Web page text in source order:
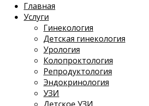
Главная
Услуги
Гинекология
Детская гинекология
Урология
Колопроктология
Репродуктология
Эндокринология
УЗИ